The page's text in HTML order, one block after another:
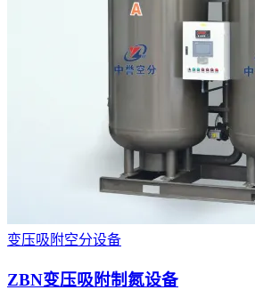
变压吸附空分设备
ZBN变压吸附制氮设备